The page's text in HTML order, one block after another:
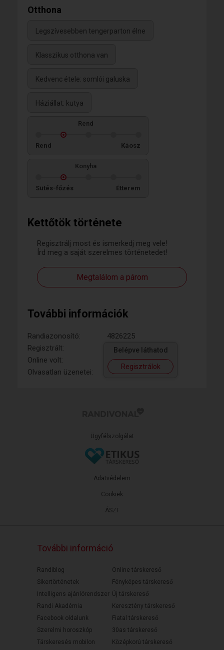
Kettőtök története
Regisztrálj most és ismerkedj meg vele!
Írd meg a saját szerelmes történetedet!
Megtalálom a párom
További információk
Randiazonosító:
4826225
Regisztrált:
Online volt:
Olvasatlan üzenetei:
Belépve láthatod
Regisztrálok
Otthona
Legszívesebben tengerparton élne
Klasszikus otthona van
Kedvenc étele: somlói galuska
Háziállat: kutya
Rend
Rend Káosz
Konyha
Sütés-főzés Étterem
Ügyfélszolgálat
ÁSZF
Adatvédelem
Cookiek
További információ
Randiblog
Sikertörténetek
Intelligens ajánlórendszer
Randi Akadémia
Facebook oldalunk
Szerelmi horoszkóp
Társkeresés mobilon
Online társkereső
Fényképes társkereső
Új társkereső
Keresztény társkereső
Fiatal társkereső
30as társkereső
Középkorú társkereső